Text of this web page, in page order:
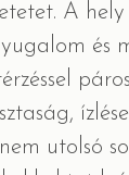
A
és
nem utolsó